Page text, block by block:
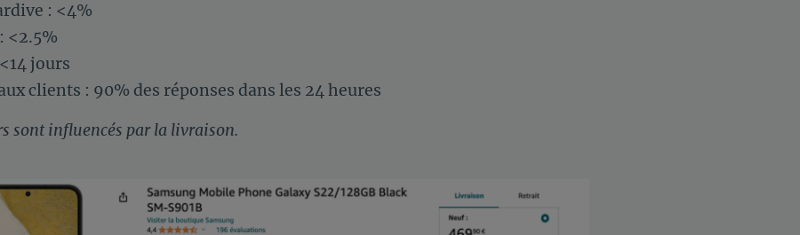
: <4%
<2.5%
jours
clients : 90% des réponses dans les 24 heures
sont influencés par la livraison.